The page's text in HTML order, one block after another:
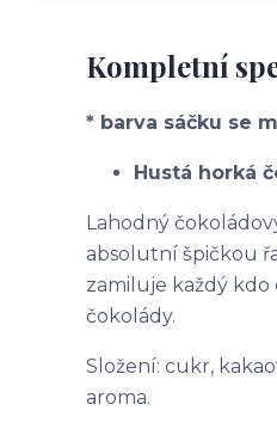
Kompletní
* barva sáčku se
Hustá horká
Lahodný
absolutní špičkou
zamiluje každý
čokolády.
Složení: cukr,
aroma.